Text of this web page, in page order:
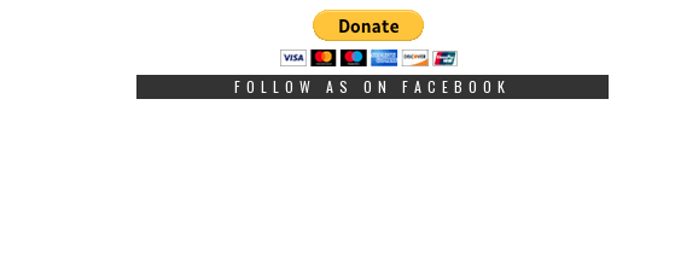
FOLLOW AS ON FACEBOOK